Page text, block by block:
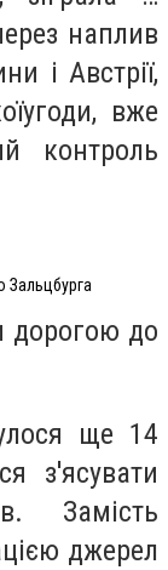
наплив
і Австрії,
вже
контроль
дорогою до
ще 14
з'ясувати
Замість
джерел